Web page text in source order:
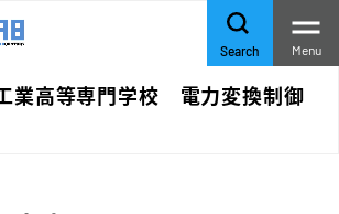
業高等専門学校 電力変換制御
Search Menu